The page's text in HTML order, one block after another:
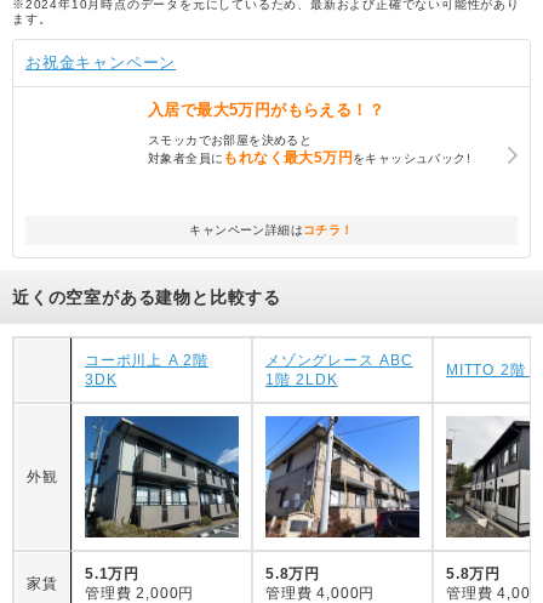
※2024年10月時点のデータを元にしているため、最新および正確でない可能性があり
ます。
お祝金キャンペーン
入居で最大5万円がもらえる！？
スモッカでお部屋を決めると
対象者全員に もれなく最大5万円をキャッシュバック!
キャンペーン詳細はコチラ！
近くの空室がある建物と比較する
コーポ川上 A 2階
3DK
メゾングレース ABC
1階 2LDK
MITTO 2階
外観
家賃
5.1万円
管理費 2,000円
5.8万円
管理費 4,000円
5.8万円
管理費 4,000